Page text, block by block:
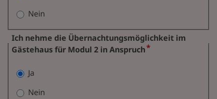
Nein
Ich nehme die Übernachtungsmöglichkeit im
Gästehaus für Modul 2 in Anspruch
Ja
Nein